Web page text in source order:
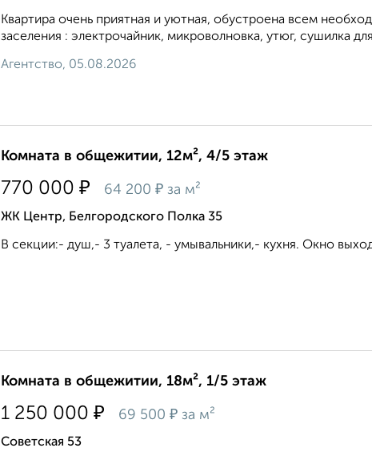
Квартира очень приятная и уютная, обустроена всем
заселения : электрочайник, микроволновка, утюг, сушилка
Агентство, 05.08.2026
Комната в общежитии, 12м², 4/5 этаж
770 000 ₽ 64 200 ₽ за м²
ЖК Центр, Белгородского Полка 35
В секции:- душ,- 3 туалета, - умывальники,- кухня. Окно
Комната в общежитии, 18м², 1/5 этаж
1 250 000 ₽ 69 500 ₽ за м²
Советская 53